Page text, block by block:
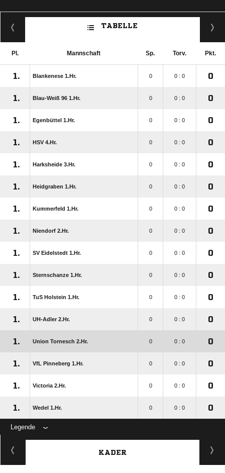
TABELLE
Pl. Mannschaft Sp. Torv. Pkt.
1. Blankenese 1.Hr. 0 0 : 0 0
1. Blau-Weiß 96 1.Hr. 0 0 : 0 0
1. Egenbüttel 1.Hr. 0 0 : 0 0
1. HSV 4.Hr. 0 0 : 0 0
1. Harksheide 3.Hr. 0 0 : 0 0
1. Heidgraben 1.Hr. 0 0 : 0 0
1. Kummerfeld 1.Hr. 0 0 : 0 0
1. Niendorf 2.Hr. 0 0 : 0 0
1. SV Eidelstedt 1.Hr. 0 0 : 0 0
1. Sternschanze 1.Hr. 0 0 : 0 0
1. TuS Holstein 1.Hr. 0 0 : 0 0
1. UH-Adler 2.Hr. 0 0 : 0 0
1. Union Tornesch 2.Hr. 0 0 : 0 0
1. VfL Pinneberg 1.Hr. 0 0 : 0 0
1. Victoria 2.Hr. 0 0 : 0 0
1. Wedel 1.Hr. 0 0 : 0 0
Legende
KADER